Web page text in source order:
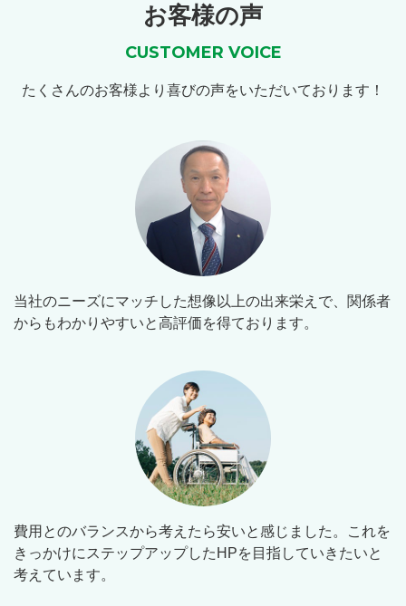
お客様の声
CUSTOMER VOICE
たくさんのお客様より喜びの声をいただいております！
当社のニーズにマッチした想像以上の出来栄えで、関係者
からもわかりやすいと高評価を得ております。
費用とのバランスから考えたら安いと感じました。これを
きっかけにステップアップしたHPを目指していきたいと
考えています。